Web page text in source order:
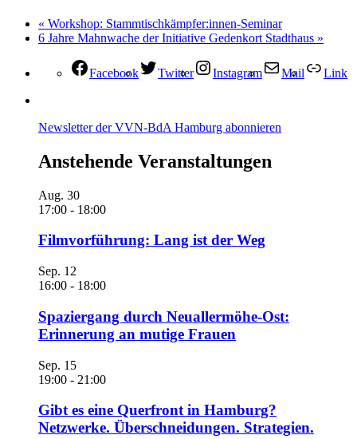
« Workshop: Stammtischkämpfer:innen-Seminar
6 Jahre Mahnwache der Initiative Gedenkort Stadthaus »
Facebook Twitter Instagram Mail Link
Newsletter der VVN-BdA Hamburg abonnieren
Anstehende Veranstaltungen
Aug. 30
17:00 - 18:00
Filmvorführung: Lang ist der Weg
Sep. 12
16:00 - 18:00
Spaziergang durch Neuallermöhe-Ost:
Erinnerung an mutige Frauen
Sep. 15
19:00 - 21:00
Gibt es eine Querfront in Hamburg?
Netzwerke. Überschneidungen. Strategien.